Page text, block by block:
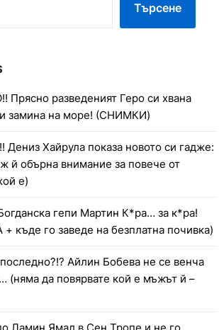
Търсене
разведеният Геро си хвана
замина на море! (СНИМКИ)
Хайрула показа новото си гадже:
й обърна внимание за повече от
е)
гепи Мартин К*ра… за к*ра!
къде го заведе на безплатна почивка)
Айлин Бобева не се венча
(няма да повярвате кой е мъжът й –